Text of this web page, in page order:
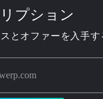
プション
とオファーを入手す